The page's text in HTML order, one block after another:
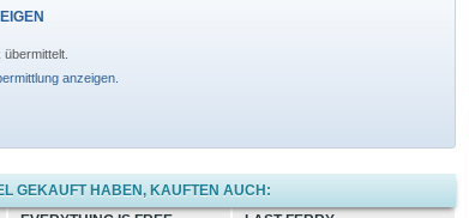
anzeigen.
GEKAUFT HABEN, KAUFTEN AUCH: